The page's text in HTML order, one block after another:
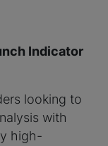
Indicator
looking to
with
high-